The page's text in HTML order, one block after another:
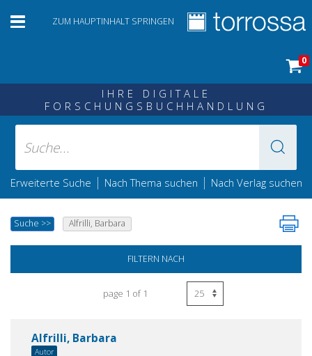
ZUM HAUPTINHALT SPRINGEN
0
IHRE DIGITALE
FORSCHUNGSBUCHHANDLUNG
Erweiterte Suche | Nach Thema suchen | Nach Verlag suchen
Suche >> Alfrilli, Barbara
FILTERN NACH
page 1 of 1
Alfrilli, Barbara
Autor